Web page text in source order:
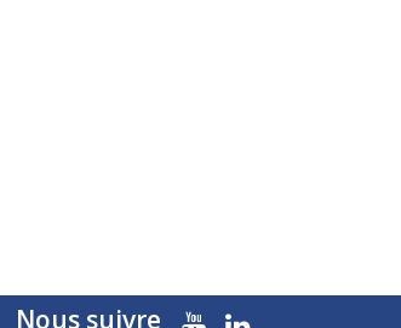
Nous suivre